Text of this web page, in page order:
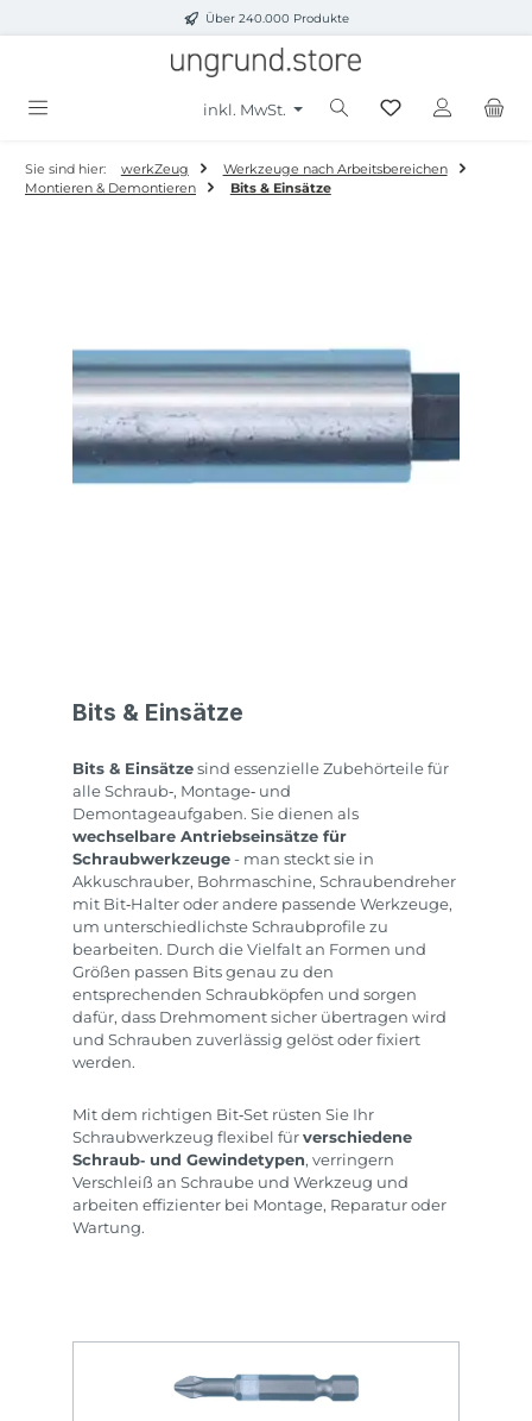
Zum Hauptinhalt springenÜber 240.000 Produkte
inkl. MwSt.
Sie sind hier: werkZeug
Werkzeuge nach Arbeitsbereichen
Montieren & Demontieren
Bits & Einsätze
Bits & Einsätze
Bits & Einsätze sind essenzielle Zubehörteile für
alle Schraub‑, Montage‑ und
Demontageaufgaben. Sie dienen als
wechselbare Antriebseinsätze für
Schraubwerkzeuge - man steckt sie in
Akkuschrauber, Bohrmaschine, Schraubendreher
mit Bit‑Halter oder andere passende Werkzeuge,
um unterschiedlichste Schraubprofile zu
bearbeiten. Durch die Vielfalt an Formen und
Größen passen Bits genau zu den
entsprechenden Schraubköpfen und sorgen
dafür, dass Drehmoment sicher übertragen wird
und Schrauben zuverlässig gelöst oder fixiert
werden.
Mit dem richtigen Bit‑Set rüsten Sie Ihr
Schraubwerkzeug flexibel für verschiedene
Schraub‑ und Gewindetypen, verringern
Verschleiß an Schraube und Werkzeug und
arbeiten effizienter bei Montage, Reparatur oder
Wartung.